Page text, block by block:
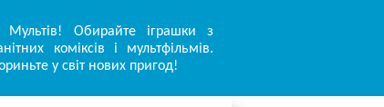
Обирайте іграшки з
коміксів і мультфільмів.
у світ нових пригод!